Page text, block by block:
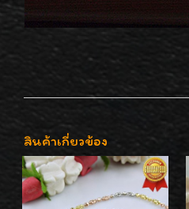
สินค้าเกี่ยวข้อง